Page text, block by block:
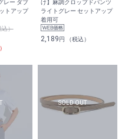
レー ダブ
トアップ
込）
け】麻調クロップドパンツ
ライトグレー セットアップ
着用可
2,189円 （税込）